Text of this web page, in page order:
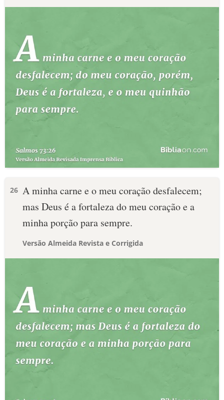
26 A minha carne e o meu coração desfalecem;
mas Deus é a fortaleza do meu coração e a
minha porção para sempre.
Versão Almeida Revista e Corrigida